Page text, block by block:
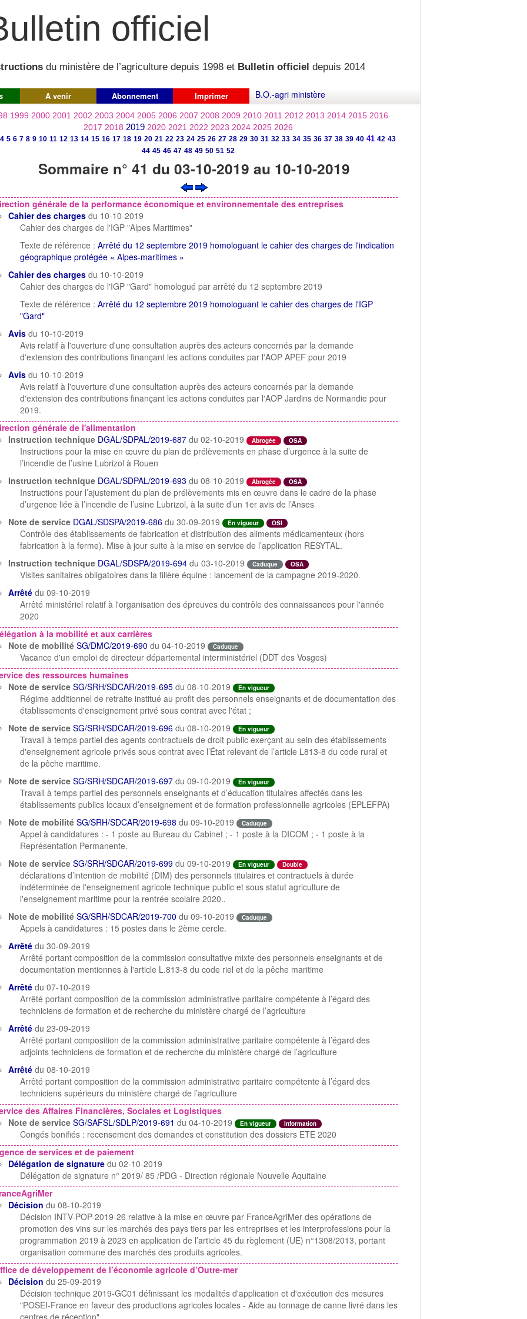
officiel
du ministère de l’agriculture depuis 1998 et Bulletin officiel depuis 2014
A venir Abonnement Imprimer B.O.-agri ministère
1999 2000 2001 2002 2003 2004 2005 2006 2007 2008 2009 2010 2011 2012 2013 2014 2015 2016
2017 2018 2019 2020 2021 2022 2023 2024 2025 2026
4 5 6 7 8 9 10 11 12 13 14 15 16 17 18 19 20 21 22 23 24 25 26 27 28 29 30 31 32 33 34 35 36 37 38 39 40 41 42 43
44 45 46 47 48 49 50 51 52
Sommaire n° 41 du 03-10-2019 au 10-10-2019
générale de la performance économique et environnementale des entreprises
Cahier des charges du 10-10-2019
Cahier des charges de l'IGP "Alpes Maritimes"
Texte de référence : Arrêté du 12 septembre 2019 homologuant le cahier des charges de l'indication
géographique protégée « Alpes-maritimes »
Cahier des charges du 10-10-2019
Cahier des charges de l'IGP "Gard" homologué par arrêté du 12 septembre 2019
Texte de référence : Arrêté du 12 septembre 2019 homologuant le cahier des charges de l'IGP
"Gard"
Avis du 10-10-2019
Avis relatif à l'ouverture d'une consultation auprès des acteurs concernés par la demande
d'extension des contributions finançant les actions conduites par l'AOP APEF pour 2019
Avis du 10-10-2019
Avis relatif à l'ouverture d'une consultation auprès des acteurs concernés par la demande
d'extension des contributions finançant les actions conduites par l'AOP Jardins de Normandie pour
2019.
générale de l'alimentation
Instruction technique DGAL/SDPAL/2019-687 du 02-10-2019 Abrogée OSA
Instructions pour la mise en œuvre du plan de prélèvements en phase d’urgence à la suite de
l’incendie de l’usine Lubrizol à Rouen
Instruction technique DGAL/SDPAL/2019-693 du 08-10-2019 Abrogée OSA
Instructions pour l’ajustement du plan de prélèvements mis en œuvre dans le cadre de la phase
d’urgence liée à l’incendie de l’usine Lubrizol, à la suite d’un 1er avis de l’Anses
Note de service DGAL/SDSPA/2019-686 du 30-09-2019 En vigueur OSI
Contrôle des établissements de fabrication et distribution des aliments médicamenteux (hors
fabrication à la ferme). Mise à jour suite à la mise en service de l’application RESYTAL.
Instruction technique DGAL/SDSPA/2019-694 du 03-10-2019 Caduque OSA
Visites sanitaires obligatoires dans la filière équine : lancement de la campagne 2019-2020.
Arrêté du 09-10-2019
Arrêté ministériel relatif à l'organisation des épreuves du contrôle des connaissances pour l'année
2020
à la mobilité et aux carrières
Note de mobilité SG/DMC/2019-690 du 04-10-2019 Caduque
Vacance d'un emploi de directeur départemental interministériel (DDT des Vosges)
des ressources humaines
Note de service SG/SRH/SDCAR/2019-695 du 08-10-2019 En vigueur
Régime additionnel de retraite institué au profit des personnels enseignants et de documentation des
établissements d'enseignement privé sous contrat avec l'état ;
Note de service SG/SRH/SDCAR/2019-696 du 08-10-2019 En vigueur
Travail à temps partiel des agents contractuels de droit public exerçant au sein des établissements
d'enseignement agricole privés sous contrat avec l’État relevant de l’article L813-8 du code rural et
de la pêche maritime.
Note de service SG/SRH/SDCAR/2019-697 du 09-10-2019 En vigueur
Travail à temps partiel des personnels enseignants et d’éducation titulaires affectés dans les
établissements publics locaux d’enseignement et de formation professionnelle agricoles (EPLEFPA)
Note de mobilité SG/SRH/SDCAR/2019-698 du 09-10-2019 Caduque
Appel à candidatures : - 1 poste au Bureau du Cabinet ; - 1 poste à la DICOM ; - 1 poste à la
Représentation Permanente.
Note de service SG/SRH/SDCAR/2019-699 du 09-10-2019 En vigueur Double
déclarations d’intention de mobilité (DIM) des personnels titulaires et contractuels à durée
indéterminée de l'enseignement agricole technique public et sous statut agriculture de
l'enseignement maritime pour la rentrée scolaire 2020..
Note de mobilité SG/SRH/SDCAR/2019-700 du 09-10-2019 Caduque
Appels à candidatures : 15 postes dans le 2ème cercle.
Arrêté du 30-09-2019
Arrêté portant composition de la commission consultative mixte des personnels enseignants et de
documentation mentionnes à l'article L.813-8 du code riel et de la pêche maritime
Arrêté du 07-10-2019
Arrêté portant composition de la commission administrative paritaire compétente à l’égard des
techniciens de formation et de recherche du ministère chargé de l’agriculture
Arrêté du 23-09-2019
Arrêté portant composition de la commission administrative paritaire compétente à l’égard des
adjoints techniciens de formation et de recherche du ministère chargé de l’agriculture
Arrêté du 08-10-2019
Arrêté portant composition de la commission administrative paritaire compétente à l’égard des
techniciens supérieurs du ministère chargé de l’agriculture
des Affaires Financières, Sociales et Logistiques
Note de service SG/SAFSL/SDLP/2019-691 du 04-10-2019 En vigueur Information
Congés bonifiés : recensement des demandes et constitution des dossiers ETE 2020
de services et de paiement
Délégation de signature du 02-10-2019
Délégation de signature n° 2019/ 85 /PDG - Direction régionale Nouvelle Aquitaine
Décision du 08-10-2019
Décision INTV-POP-2019-26 relative à la mise en œuvre par FranceAgriMer des opérations de
promotion des vins sur les marchés des pays tiers par les entreprises et les interprofessions pour la
programmation 2019 à 2023 en application de l’article 45 du règlement (UE) n°1308/2013, portant
organisation commune des marchés des produits agricoles.
de développement de l’économie agricole d’Outre-mer
Décision du 25-09-2019
Décision technique 2019-GC01 définissant les modalités d'application et d'exécution des mesures
"POSEI-France en faveur des productions agricoles locales - Aide au tonnage de canne livré dans les
centres de réception"